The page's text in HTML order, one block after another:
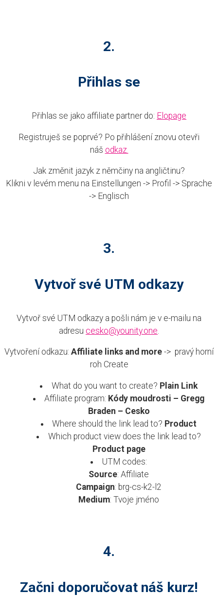
2.
Přihlas se
Přihlas se jako affiliate partner do: Elopage
Registruješ se poprvé? Po přihlášení znovu otevři
náš odkaz.
Jak změnit jazyk z němčiny na angličtinu?
Klikni v levém menu na Einstellungen -> Profil -> Sprache
-> Englisch
3.
Vytvoř své UTM odkazy
Vytvoř své UTM odkazy a pošli nám je v e-mailu na
adresu cesko@younity.one
Vytvoření odkazu: Affiliate links and more -> pravý horní
roh Create
What do you want to create? Plain Link
Affiliate program: Kódy moudrosti – Gregg
Braden – Cesko
Where should the link lead to? Product
Which product view does the link lead to?
Product page
UTM codes:
Source: Affiliate
Campaign: brg-cs-k2-l2
Medium: Tvoje jméno
4.
Začni doporučovat náš kurz!